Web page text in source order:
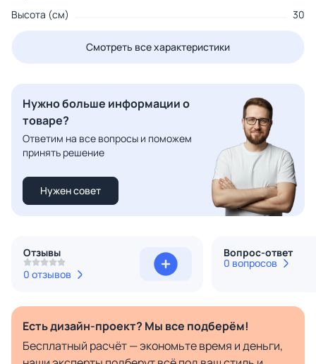
Высота (см)
30
Смотреть все характеристики
Нужно больше информации о
товаре?
Ответим на все вопросы и поможем
принять решение
Нужен совет
Отзывы
0 отзывов
Вопрос-ответ
0 вопросов
Есть дизайн-проект? Мы все подберём!
Бесплатный расчёт — экономьте время и деньги,